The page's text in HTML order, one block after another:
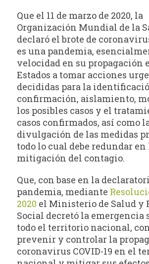
Que el 11 de marzo de 2020, la
Organización Mundial de la
declaró el brote de
es una pandemia,
velocidad en su propagación
Estados a tomar acciones
decididas para la
confirmación, aislamiento,
los posibles casos y el
casos confirmados, así como
divulgación de las medidas
todo lo cual debe redundar en
mitigación del contagio.
Que, con base en la
pandemia, mediante
2020 el Ministerio de Salud y
Social decretó la emergencia
todo el territorio nacional,
prevenir y controlar la
coronavirus COVID-19 en el